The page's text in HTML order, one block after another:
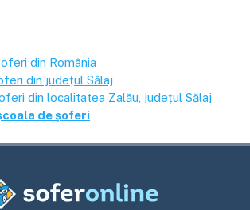
din România
din județul Sălaj
din localitatea Zalău , județul Sălaj
de șoferi